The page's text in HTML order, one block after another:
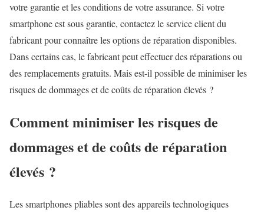
votre garantie et les conditions de votre assurance. Si votre
smartphone est sous garantie, contactez le service client du
fabricant pour connaître les options de réparation disponibles.
Dans certains cas, le fabricant peut effectuer des réparations ou
des remplacements gratuits. Mais est-il possible de minimiser les
risques de dommages et de coûts de réparation élevés ?
Comment minimiser les risques de
dommages et de coûts de réparation
élevés ?
Les smartphones pliables sont des appareils technologiques